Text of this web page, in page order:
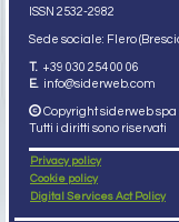
ISSN 2532-2982
Sede sociale: Flero
T. +39 030 254 00 06
E. info@siderweb.com
Copyright siderweb spa
Tutti i diritti sono riservati
Privacy policy
Cookie policy
Digital Services Act Policy